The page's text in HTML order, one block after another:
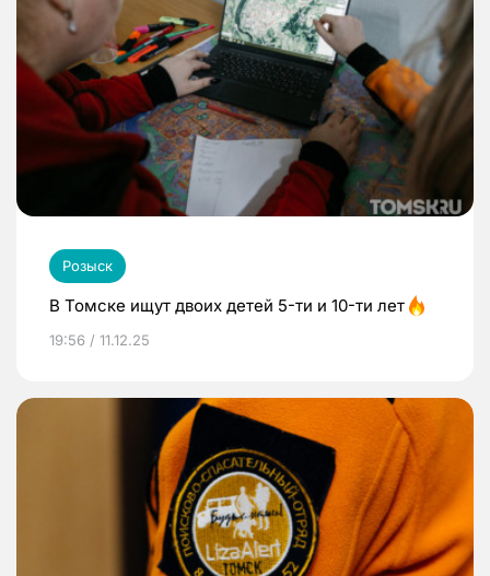
Розыск
В Томске ищут двоих детей 5-ти и 10-ти лет
19:56 / 11.12.25